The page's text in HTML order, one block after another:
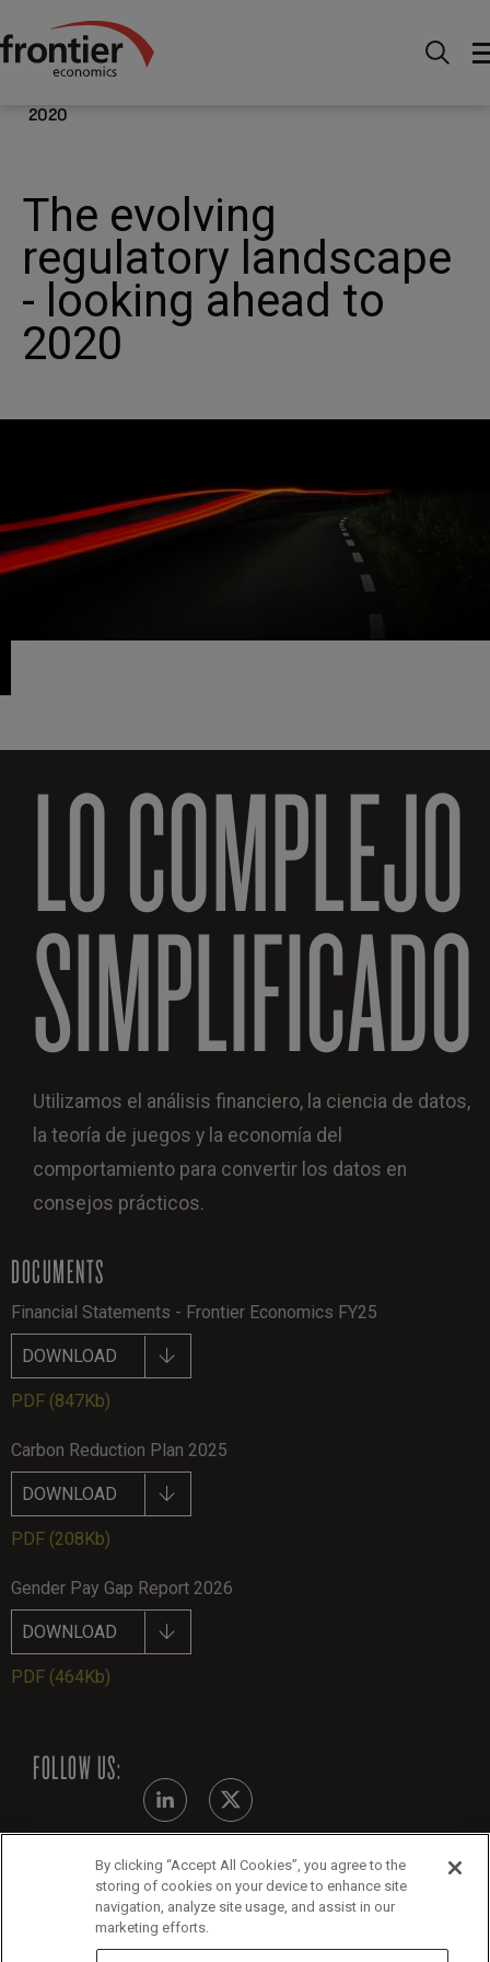
Ir al inico Noticias e información
The evolving regulatory landscape - looking ahead to
2020
The evolving
regulatory landscape
- looking ahead to
2020
LO COMPLEJO
SIMPLIFICADO
Utilizamos el análisis financiero, la ciencia de datos,
la teoría de juegos y la economía del
comportamiento para convertir los datos en
consejos prácticos.
DOCUMENTS
Financial Statements - Frontier Economics FY25
DOWNLOAD
PDF (847Kb)
Carbon Reduction Plan 2025
DOWNLOAD
PDF (208Kb)
Gender Pay Gap Report 2026
DOWNLOAD
PDF (464Kb)
FOLLOW US:
Modern Slavery Statement
By clicking “Accept All Cookies”, you agree to the
storing of cookies on your device to enhance site
navigation, analyze site usage, and assist in our
marketing efforts.